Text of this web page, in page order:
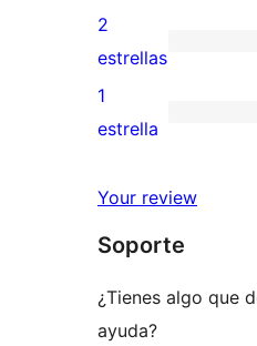
4
estrellas
valoraciones
de
3
estrellas
3
valoraciones
de
estrellas
2
estrellas
4
de
estrellas
1
estrella
Your review
Soporte
¿Tienes algo que
ayuda?